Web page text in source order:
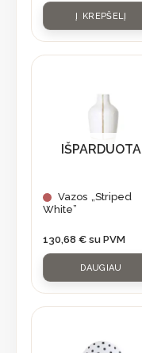
Į KREPŠELĮ
IŠPARDUOTA
Vazos „Striped
White”
130,68 € su PVM
DAUGIAU